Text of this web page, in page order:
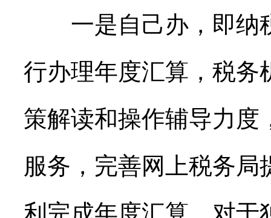
一是自己办，即纳
行办理年度汇算，税务
策解读和操作辅导力度
服务，完善网上税务
利完成年度汇算。对于